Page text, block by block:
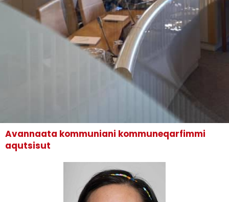
Avannaata kommuniani kommuneqarfimmi
aqutsisut